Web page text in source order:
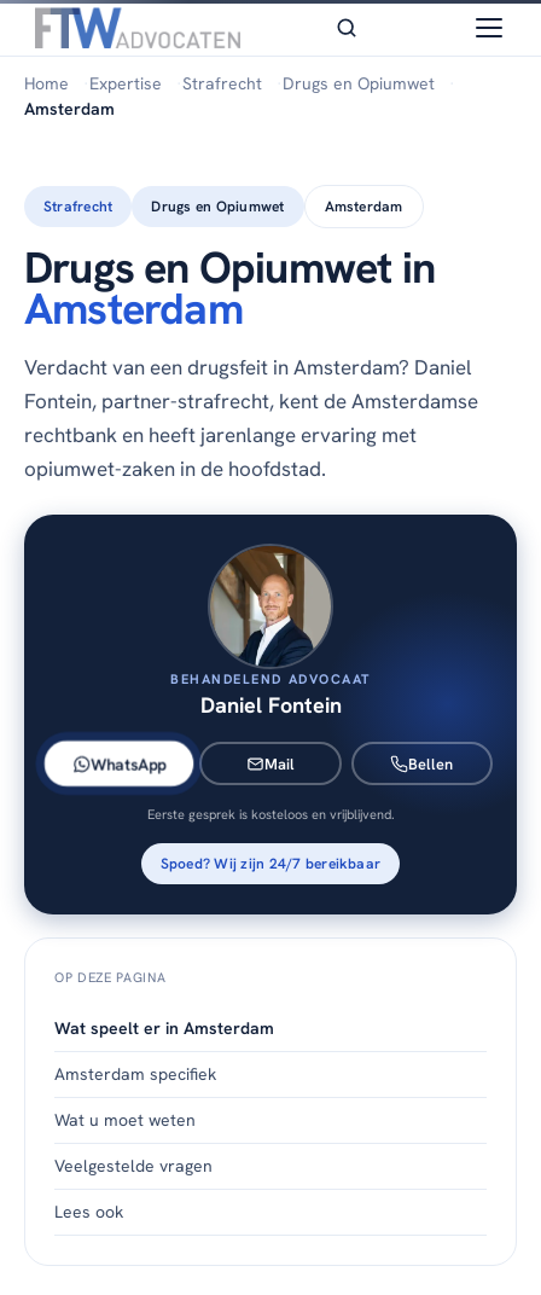
Home Expertise Strafrecht
Drugs en Opiumwet
Amsterdam
Strafrecht Drugs en Opiumwet Amsterdam
Drugs en Opiumwet in
Amsterdam
Verdacht van een drugsfeit in Amsterdam? Daniel
Fontein, partner-strafrecht, kent de Amsterdamse
rechtbank en heeft jarenlange ervaring met
opiumwet-zaken in de hoofdstad.
BEHANDELEND ADVOCAAT
Daniel Fontein
WhatsApp Mail Bellen
Eerste gesprek is kosteloos en vrijblijvend.
Spoed? Wij zijn 24/7 bereikbaar
OP DEZE PAGINA
Wat speelt er in Amsterdam
Amsterdam specifiek
Wat u moet weten
Veelgestelde vragen
Lees ook